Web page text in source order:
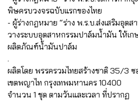
พิษครบวงจรฉบับแรกของไทย
- ผู้ร่างกฎหมาย “ร่าง พ.ร.บ.ส่งเสริมอุต
วางระบบอุตสาหกรรมปาล์มน้ำมัน ให้เก
ผลิตภัณฑ์น้ำมันปาล์ม
.
ผลิตโดย พรรครวมไทยสร้างชาติ 35/3
เขตพญาไท กรุงเทพมหานคร 10400
จำนวน 1 ชุด ตามวันและเวลา ที่ปรากฏ